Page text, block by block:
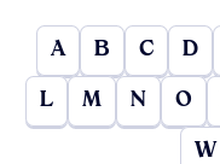
A B C D
L M N O
W